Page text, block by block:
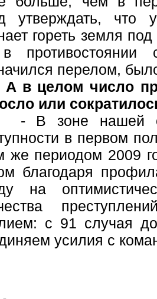
утверждать, что
гореть земля
противостоянии
перелом,
А в целом число
или
нашей
в первом
же периодом 2009
благодаря
на
с 91 случая
усилия с